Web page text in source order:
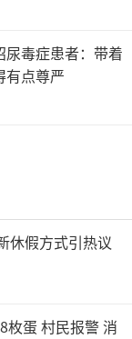
毒症患者：带着
有点尊严
休假方式引热议
枚蛋 村民报警 消